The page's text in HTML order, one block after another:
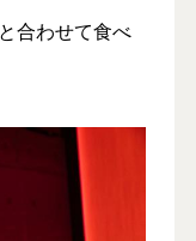
合わせて食べ